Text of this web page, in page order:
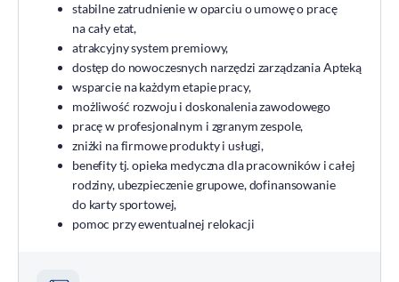
stabilne zatrudnienie w oparciu o umowę o pracę
na cały etat,
atrakcyjny system premiowy,
dostęp do nowoczesnych narzędzi zarządzania Apteką
wsparcie na każdym etapie pracy,
możliwość rozwoju i doskonalenia zawodowego
pracę w profesjonalnym i zgranym zespole,
zniżki na firmowe produkty i usługi,
benefity tj. opieka medyczna dla pracowników i całej
rodziny, ubezpieczenie grupowe, dofinansowanie
do karty sportowej,
pomoc przy ewentualnej relokacji